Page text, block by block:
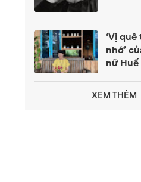
‘Vị
nhớ’
nữ
XEM THÊM